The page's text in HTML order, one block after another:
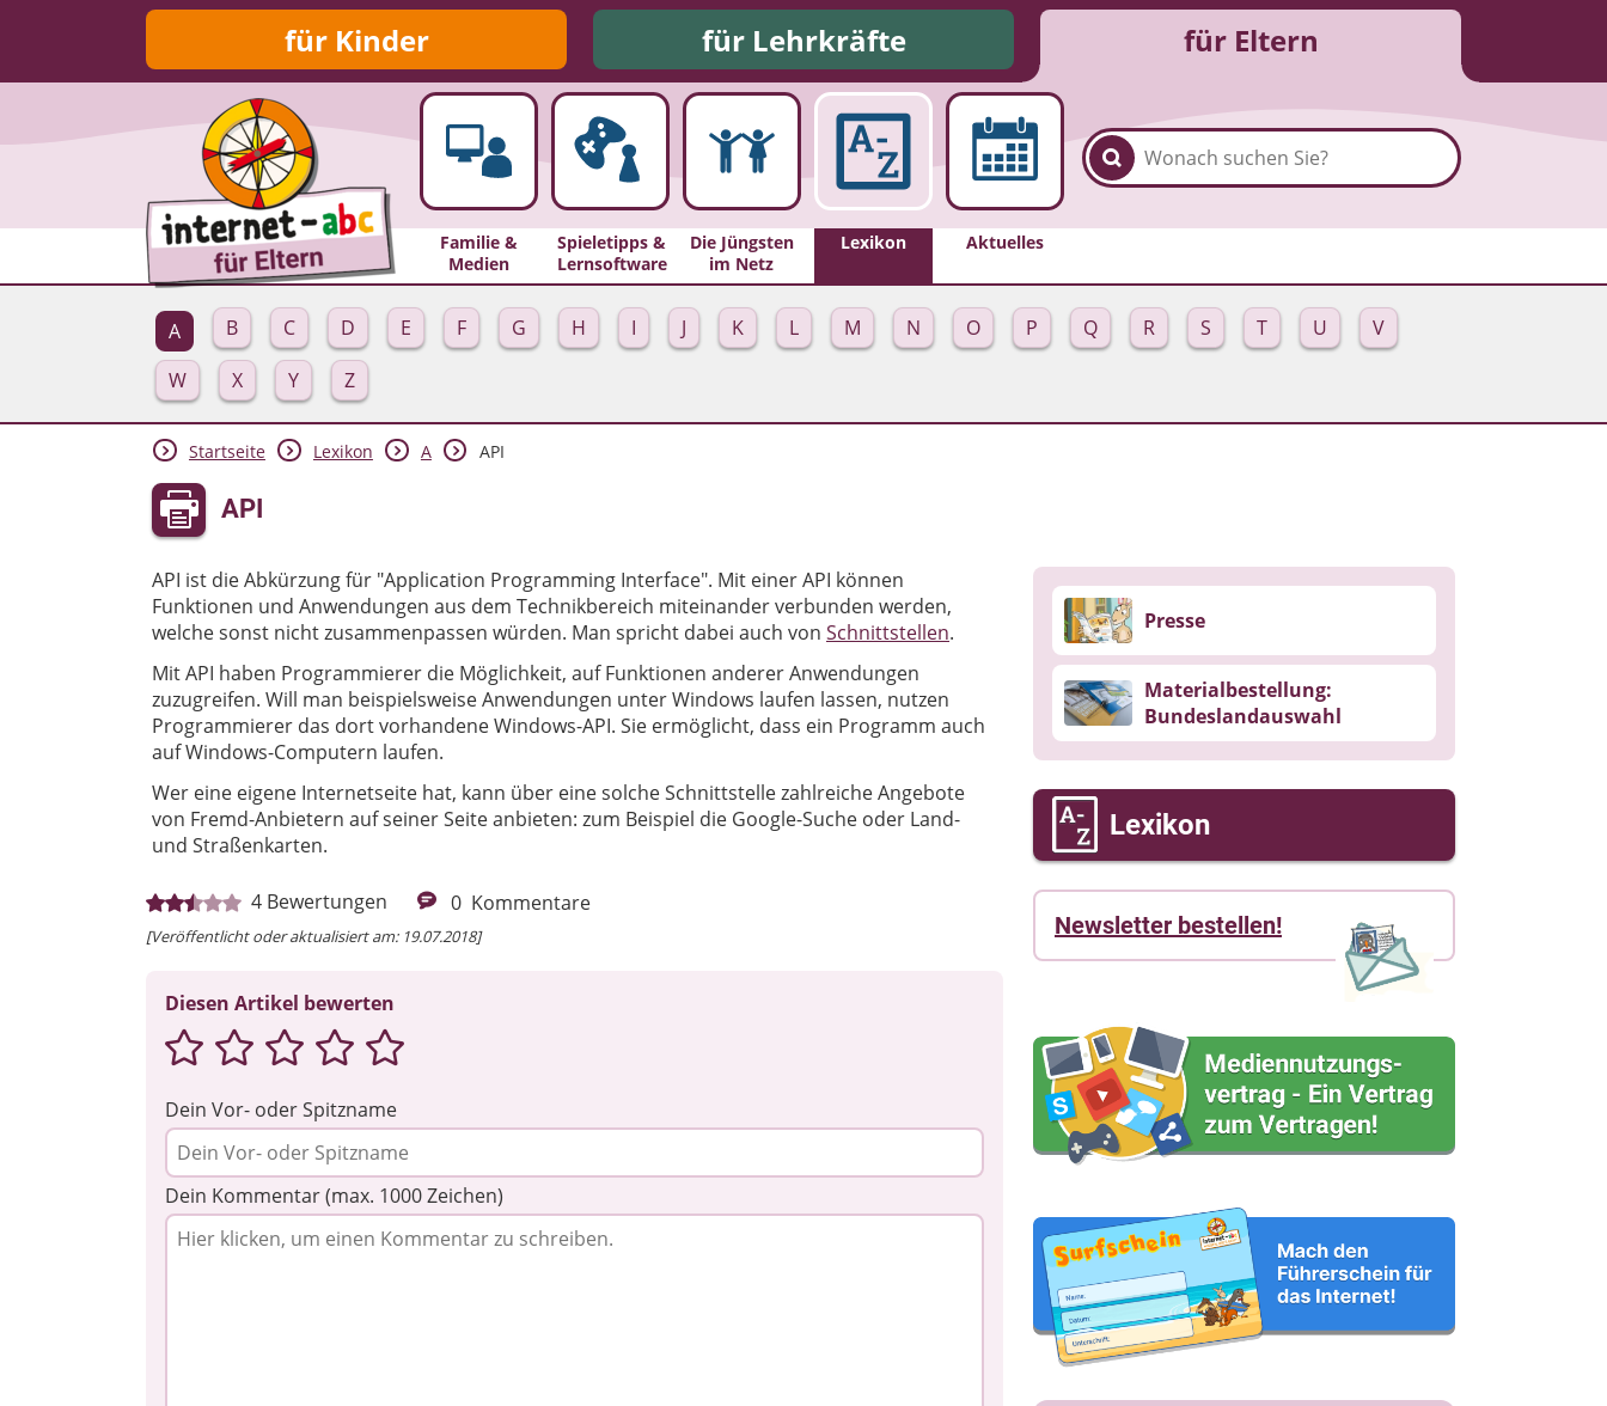
für Kinder für Lehrkräfte für Eltern
Familie &
Medien
Spieletipps &
Lernsoftware
Die Jüngsten
im Netz
Lexikon Aktuelles
A B C D E F G H I J K L M N O P Q R S T U
V
W
X Y Z
Startseite Lexikon A API
API
API ist die Abkürzung für "Application Programming Interface". Mit einer API können
Funktionen und Anwendungen aus dem Technikbereich miteinander verbunden werden,
welche sonst nicht zusammenpassen würden. Man spricht dabei auch von Schnittstellen.
Mit API haben Programmierer die Möglichkeit, auf Funktionen anderer Anwendungen
zuzugreifen. Will man beispielsweise Anwendungen unter Windows laufen lassen, nutzen
Programmierer das dort vorhandene Windows-API. Sie ermöglicht, dass ein Programm auch
auf Windows-Computern laufen.
Wer eine eigene Internetseite hat, kann über eine solche Schnittstelle zahlreiche Angebote
von Fremd-Anbietern auf seiner Seite anbieten: zum Beispiel die Google-Suche oder Land-
und Straßenkarten.
4 Bewertungen 0 Kommentare
[Veröffentlicht oder aktualisiert am: 19.07.2018]
Diesen Artikel bewerten
Dein Vor- oder Spitzname
Dein Kommentar (max. 1000 Zeichen)
Presse
Materialbestellung:
Bundeslandauswahl
Lexikon
Newsletter bestellen!